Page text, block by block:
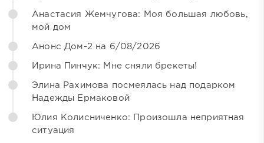
Анастасия Жемчугова: Моя большая любовь,
мой дом
Анонс Дом-2 на 6/08/2026
Ирина Пинчук: Мне сняли брекеты!
Элина Рахимова посмеялась над подарком
Надежды Ермаковой
Юлия Колисниченко: Произошла неприятная
ситуация